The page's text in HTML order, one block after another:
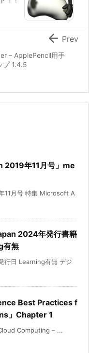
– ApplePencil用手
プ 1.4.5
 Prev
2019年11月号」me
11月号 特集 Microsoft A
2024年発行書籍
有無
行日 Learning有無 デジ
Best Practices f
」Chapter 1
Computing – ...